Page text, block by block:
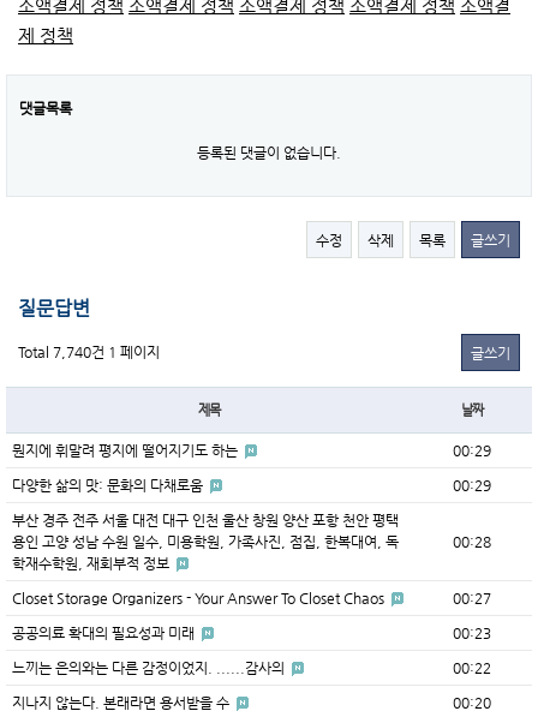
소액결제 정책 소액결제 정책 소액결제 정책 소액결제 정책 소액결
제 정책
댓글목록
등록된 댓글이 없습니다.
수정 삭제 목록 글쓰기
질문답변
Total 7,740건 1 페이지 글쓰기
제목 날짜
뭔지에 휘말려 평지에 떨어지기도 하는 00:29
다양한 삶의 맛: 문화의 다채로움 00:29
부산 경주 전주 서울 대전 대구 인천 울산 창원 양산 포항 천안 평택
용인 고양 성남 수원 일수, 미용학원, 가족사진, 점집, 한복대여, 독
학재수학원, 재회부적 정보
00:28
Closet Storage Organizers - Your Answer To Closet Chaos 00:27
공공의료 확대의 필요성과 미래 00:23
느끼는 은의와는 다른 감정이었지. ......감사의 00:22
지나지 않는다. 본래라면 용서받을 수 00:20